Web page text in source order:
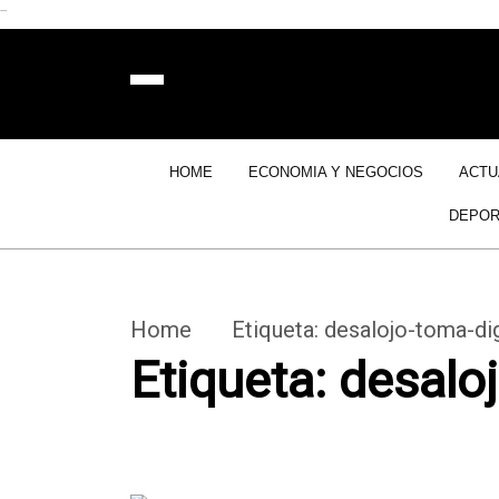
```
HOME ECONOMIA Y NEGOCIOS
Home Etiqueta: desalojo-toma-
Etiqueta: